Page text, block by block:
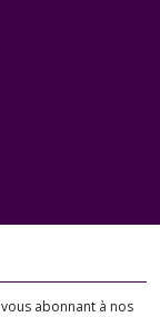
abonnant à nos